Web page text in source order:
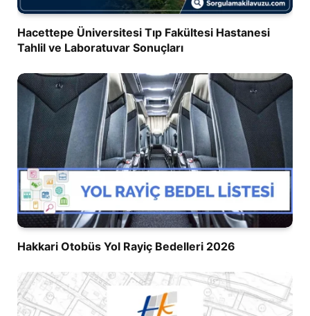
Hacettepe Üniversitesi Tıp Fakültesi Hastanesi
Tahlil ve Laboratuvar Sonuçları
Hakkari Otobüs Yol Rayiç Bedelleri 2026